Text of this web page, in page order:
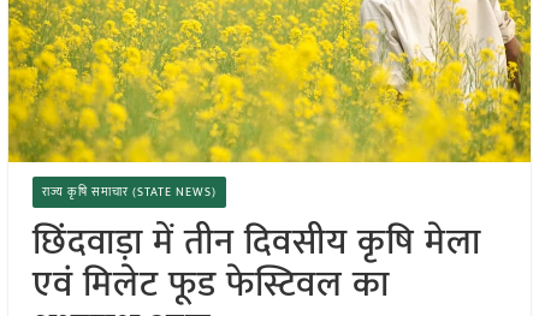
राज्य कृषि समाचार (STATE NEWS)
छिंदवाड़ा में तीन दिवसीय कृषि मेला
एवं मिलेट फूड फेस्टिवल का